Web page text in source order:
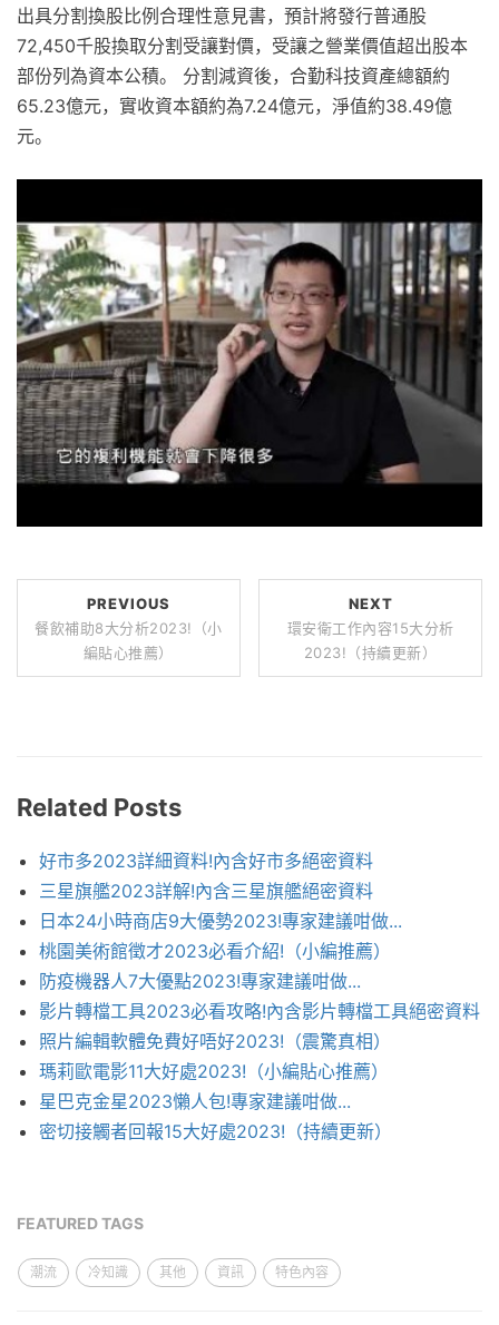
出具分割換股比例合理性意見書，預計將發行普通股
72,450千股換取分割受讓對價，受讓之營業價值超出股本
部份列為資本公積。 分割減資後，合勤科技資產總額約
65.23億元，實收資本額約為7.24億元，淨值約38.49億
元。
PREVIOUS
餐飲補助8大分析2023!（小
編貼心推薦）
NEXT
環安衛工作內容15大分析
2023!（持續更新）
Related Posts
好市多2023詳細資料!內含好市多絕密資料
三星旗艦2023詳解!內含三星旗艦絕密資料
日本24小時商店9大優勢2023!專家建議咁做...
桃園美術館徵才2023必看介紹!（小編推薦）
防疫機器人7大優點2023!專家建議咁做...
影片轉檔工具2023必看攻略!內含影片轉檔工具絕密資料
照片編輯軟體免費好唔好2023!（震驚真相）
瑪莉歐電影11大好處2023!（小編貼心推薦）
星巴克金星2023懶人包!專家建議咁做...
密切接觸者回報15大好處2023!（持續更新）
FEATURED TAGS
潮流 冷知識 其他 資訊 特色內容